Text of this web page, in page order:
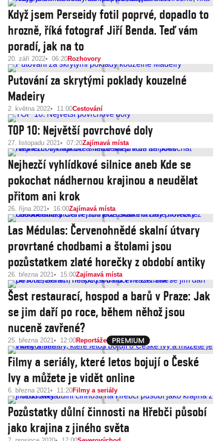
Když jsem Perseidy fotil poprvé, dopadlo to
hrozně, říká fotograf Jiří Benda. Teď vám
poradí, jak na to
20. září 2022 06:20Rozhovory
Putování za skrytými poklady kouzelné
Madeiry
2. května 2022 11:00Cestování
TOP 10: Největší povrchové doly
27. listopadu 2021 07:20Zajímavá místa
Nejhezčí vyhlídkové silnice aneb Kde se
pokochat nádhernou krajinou a neudělat
přitom ani krok
26. října 2021 16:00Zajímavá místa
Las Médulas: Červenohnědé skalní útvary
provrtané chodbami a štolami jsou
pozůstatkem zlaté horečky z období antiky
26. března 2021 15:00Zajímavá místa
Šest restaurací, hospod a barů v Praze: Jak
se jim daří po roce, během něhož jsou
nuceně zavřené?
25. března 2021 12:00Reportáže
Filmy a seriály, které letos bojují o České
lvy a můžete je vidět online
6. března 2021 11:20Filmy a seriály
Pozůstatky důlní činnosti na Hřebči působí
jako krajina z jiného světa